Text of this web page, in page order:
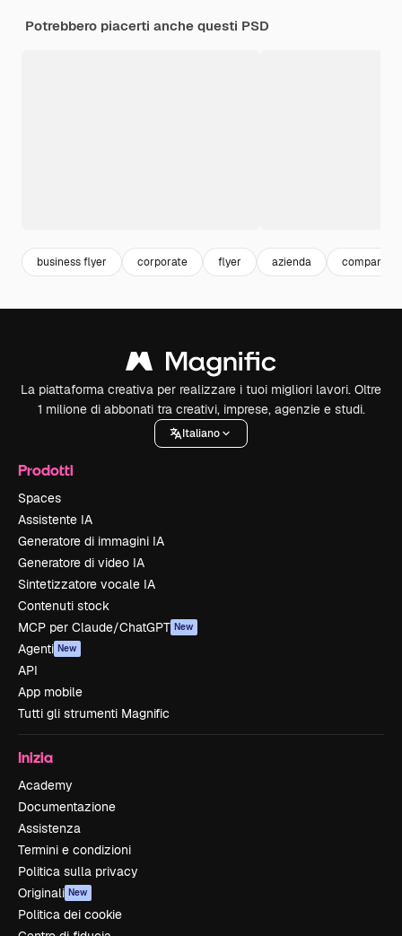
Potrebbero piacerti anche questi PSD
business flyer corporate flyer azienda company
La piattaforma creativa per realizzare i tuoi migliori lavori. Oltre
1 milione di abbonati tra creativi, imprese, agenzie e studi.
Italiano
Prodotti
Spaces
Assistente IA
Generatore di immagini IA
Generatore di video IA
Sintetizzatore vocale IA
Contenuti stock
MCP per Claude/ChatGPT New
Agenti New
API
App mobile
Tutti gli strumenti Magnific
Inizia
Academy
Documentazione
Assistenza
Termini e condizioni
Politica sulla privacy
Originali New
Politica dei cookie